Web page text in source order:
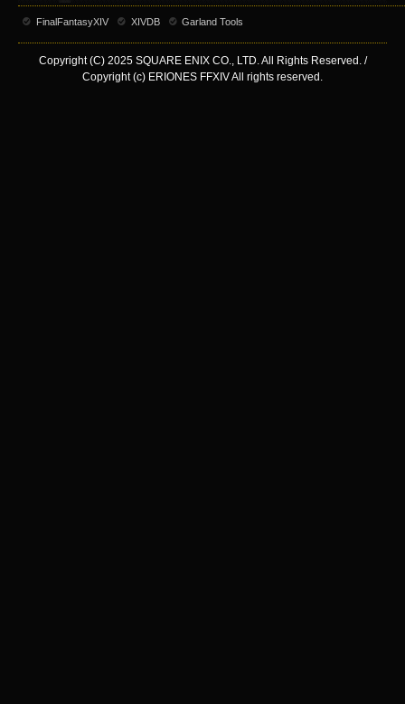
FinalFantasyXIV XIVDB Garland Tools
Copyright (C) 2025 SQUARE ENIX CO., LTD. All Rights Reserved. /
Copyright (c) ERIONES FFXIV All rights reserved.